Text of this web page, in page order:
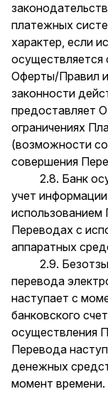
платежных
характер, если
Оферты/Правил
законности
предоставляет
ограничениях
(возможности
совершения
2.8. Банк
учет
Переводах с
аппаратных
2.9.
перевода
наступает с
банковского
осуществления
Перевода
денежных
момент времени.